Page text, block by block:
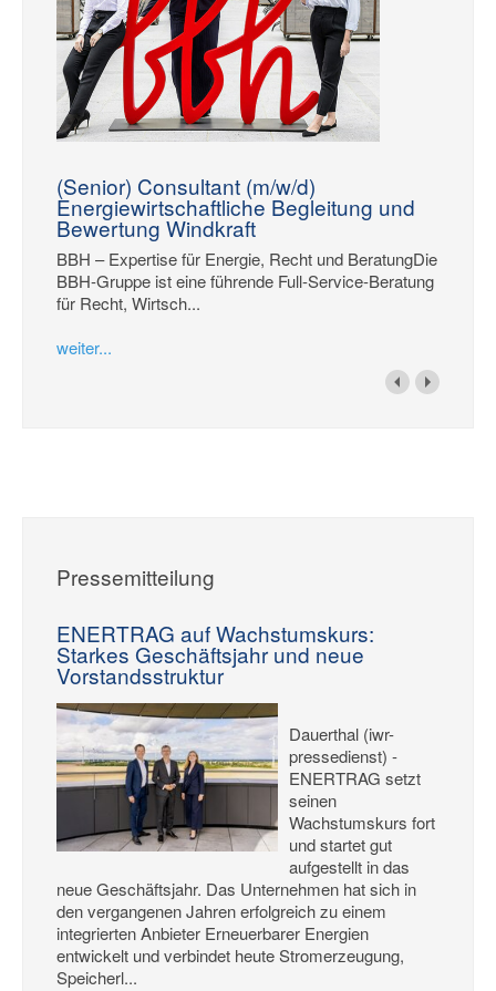
(Senior) Consultant (m/w/d)
Energiewirtschaftliche Begleitung und
Bewertung Windkraft
BBH – Expertise für Energie, Recht und BeratungDie
BBH-Gruppe ist eine führende Full-Service-Beratung
für Recht, Wirtsch...
weiter...
Pressemitteilung
ENERTRAG auf Wachstumskurs:
Starkes Geschäftsjahr und neue
Vorstandsstruktur
Dauerthal (iwr-
pressedienst) -
ENERTRAG setzt
seinen
Wachstumskurs fort
und startet gut
aufgestellt in das
neue Geschäftsjahr. Das Unternehmen hat sich in
den vergangenen Jahren erfolgreich zu einem
integrierten Anbieter Erneuerbarer Energien
entwickelt und verbindet heute Stromerzeugung,
Speicherl...